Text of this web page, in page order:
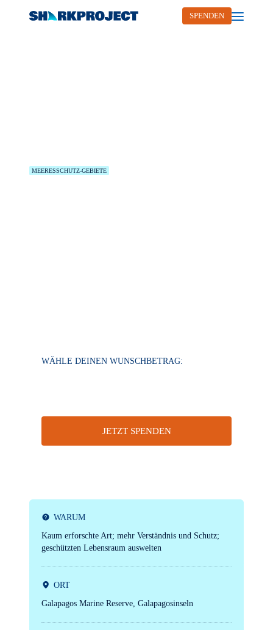
SPENDEN
Open
MEERESSCHUTZ-GEBIETE
WÄHLE DEINEN WUNSCHBETRAG:
JETZT SPENDEN
WARUM
Kaum erforschte Art; mehr Verständnis und Schutz;
geschützten Lebensraum ausweiten
ORT
Galapagos Marine Reserve, Galapagosinseln